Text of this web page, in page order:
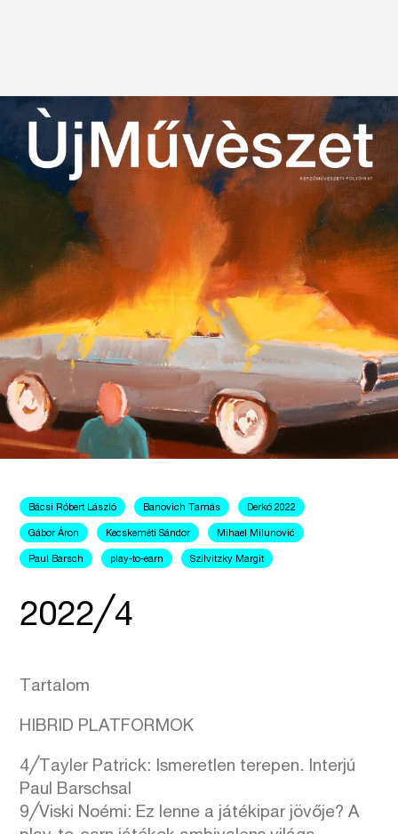
Bácsi Róbert László Banovich Tamás Derkó 2022
Gábor Áron Kecskeméti Sándor Mihael Milunović
Paul Barsch play-to-earn Szilvitzky Margit
2022╱4
Tartalom
HIBRID PLATFORMOK
4╱Tayler Patrick: Ismeretlen terepen. Interjú
Paul Barschsal
9╱Viski Noémi: Ez lenne a játékipar jövője? A